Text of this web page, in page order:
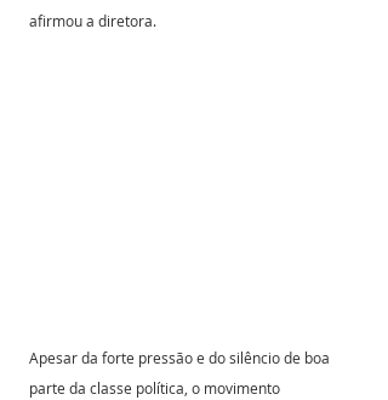
afirmou a diretora.
Apesar da forte pressão e do silêncio de boa
parte da classe política, o movimento